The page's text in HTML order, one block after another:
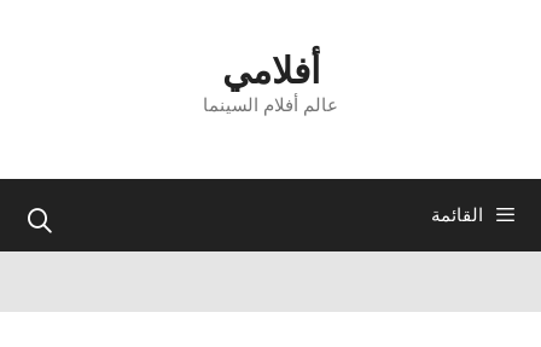
أفلامي
عالم أفلام السينما
القائمة